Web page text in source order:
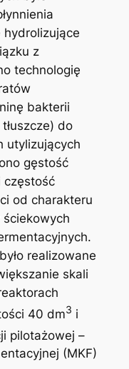
z
technologię
bakterii
do
utylizujących
gęstość
częstość
od charakteru
realizowane
skali
40 dm3 i
pilotażowej –
(MKF)